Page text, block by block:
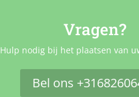
Vragen?
Hulp nodig bij het plaatsen van
Bel ons